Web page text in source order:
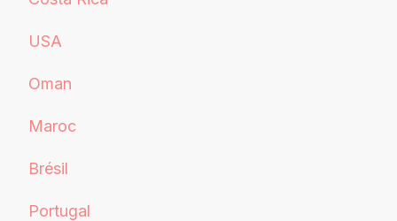
USA
Oman
Maroc
Brésil
Portugal